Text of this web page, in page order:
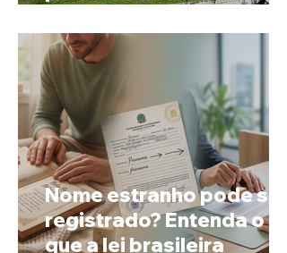
Nome estranho pode ser
registrado? Entenda o
que a lei brasileira